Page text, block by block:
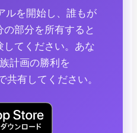
ルを開始し、誰もが
部分を所有すると
してください。あな
計画の勝利を
共有してください。